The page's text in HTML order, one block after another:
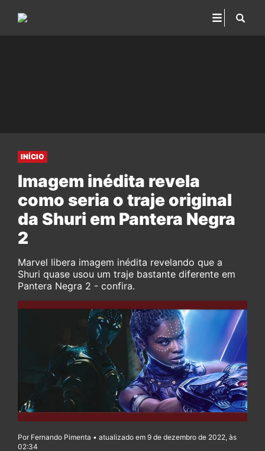
INÍCIO
Imagem inédita revela
como seria o traje original
da Shuri em Pantera Negra
2
Marvel libera imagem inédita revelando que a
Shuri quase usou um traje bastante diferente em
Pantera Negra 2 - confira.
Por Fernando Pimenta • atualizado em 9 de dezembro de 2022, às
02:34